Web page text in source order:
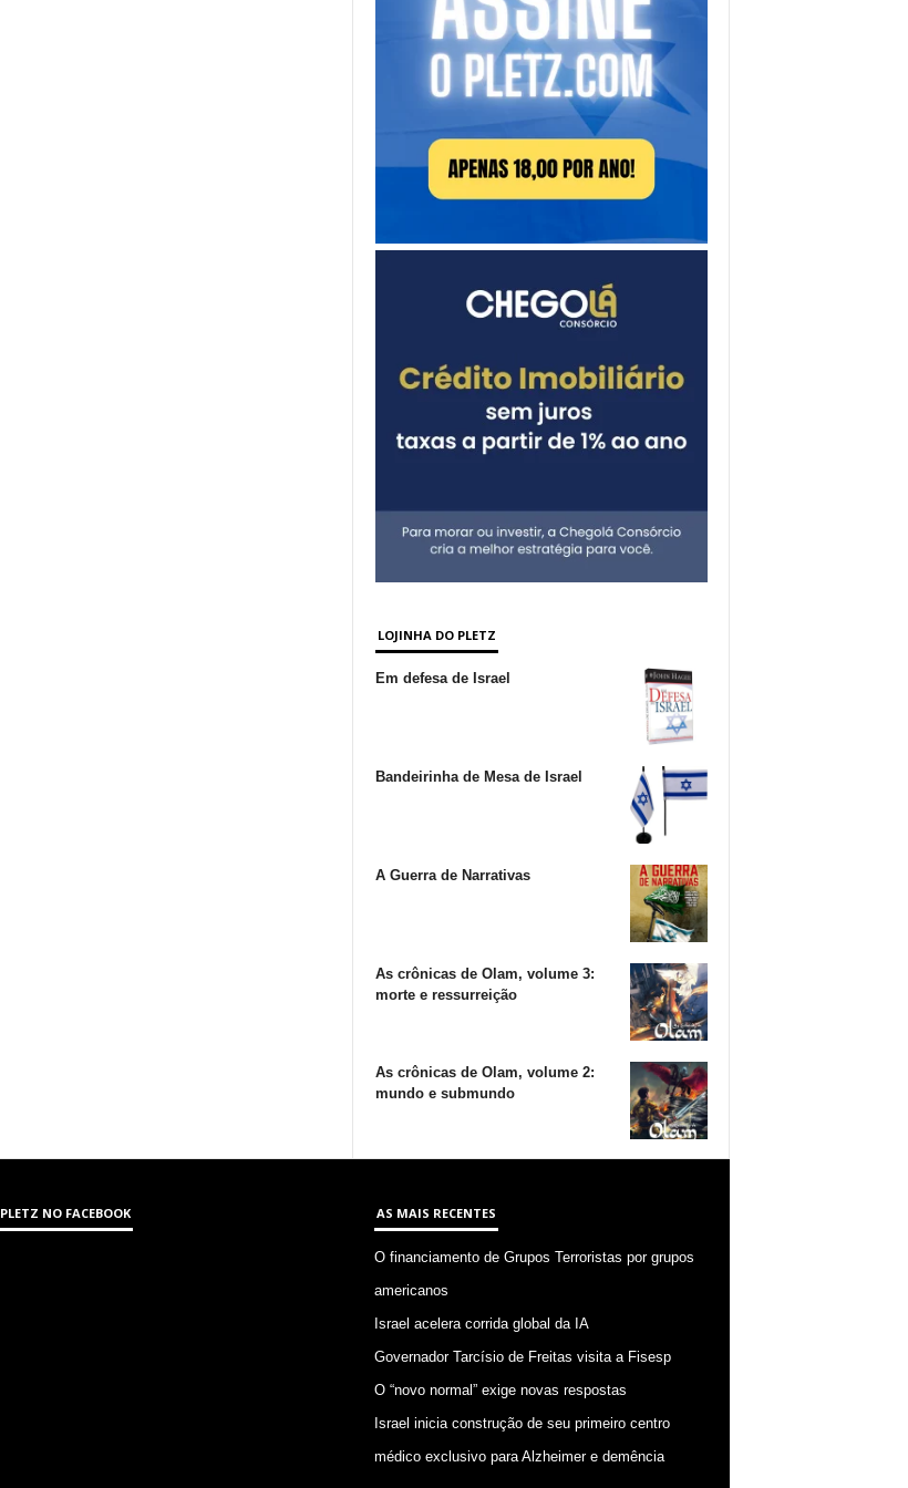
LOJINHA DO PLETZ
Em defesa de Israel
Bandeirinha de Mesa de Israel
A Guerra de Narrativas
As crônicas de Olam, volume 3:
morte e ressurreição
As crônicas de Olam, volume 2:
mundo e submundo
PLETZ NO FACEBOOK AS MAIS RECENTES
O financiamento de Grupos Terroristas por grupos
americanos
Israel acelera corrida global da IA
Governador Tarcísio de Freitas visita a Fisesp
O “novo normal” exige novas respostas
Israel inicia construção de seu primeiro centro
médico exclusivo para Alzheimer e demência